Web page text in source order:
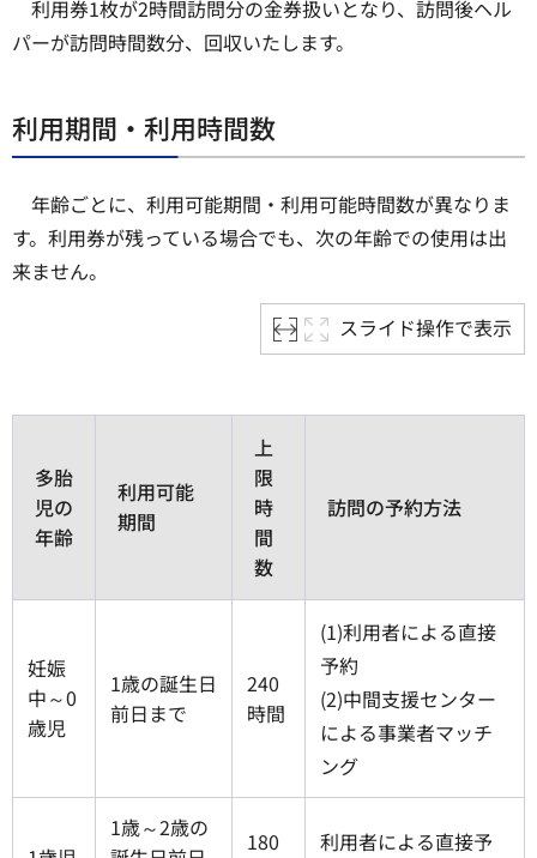
利用券1枚が2時間訪問分の金券扱いとなり、訪問後ヘル
パーが訪問時間数分、回収いたします。
利用期間・利用時間数
年齢ごとに、利用可能期間・利用可能時間数が異なりま
す。利用券が残っている場合でも、次の年齢での使用は出
来ません。
スライド操作で表示
多胎
児の
年齢
利用可能
期間
上
限
時
間
数
訪問の予約方法
妊娠
中～0
歳児
1歳の誕生日
前日まで
240
時間
(1)利用者による直接
予約
(2)中間支援センター
による事業者マッチ
ング
1歳～2歳の
180
利用者による直接予